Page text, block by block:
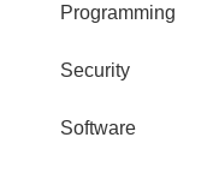
Programming
Security
Software